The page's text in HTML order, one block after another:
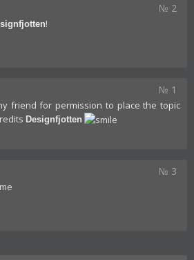
№ 2
!
№ 1
friend for permission to place the topic
Designfjotten
№ 3